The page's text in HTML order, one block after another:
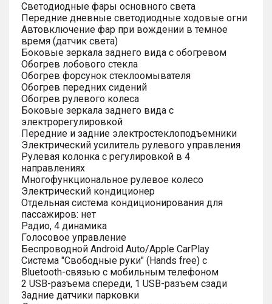
Светодиодные фары основного света
Передние дневные светодиодные ходовые огни
Автовключение фар при вождении в темное
время (датчик света)
Боковые зеркала заднего вида с обогревом
Обогрев лобового стекла
Обогрев форсунок стеклоомывателя
Обогрев передних сидений
Обогрев рулевого колеса
Боковые зеркала заднего вида с
электрорегулировкой
Передние и задние электростеклоподъемники
Электрический усилитель рулевого управления
Рулевая колонка с регулировкой в 4
направлениях
Многофункциональное рулевое колесо
Электрический кондиционер
Отдельная система кондиционирования для
пассажиров: нет
Радио, 4 динамика
Голосовое управление
Беспроводной Android Auto/Apple CarPlay
Система "Свободные руки" (Hands free) с
Bluetooth-связью с мобильным телефоном
2 USB-разъема спереди, 1 USB-разъем сзади
Задние датчики парковки